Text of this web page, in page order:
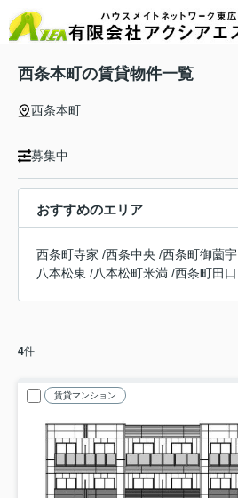
西条本町の賃貸物件一覧
西条本町
募集中
おすすめのエリア
西条町寺家 /西条中央 /西条町御薗宇
八本松東 /八本松町米満 /西条町田口
4件
賃貸マンション